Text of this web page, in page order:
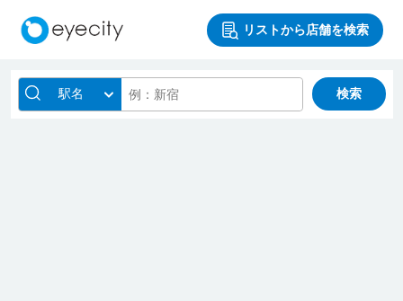
リストから店舗を検索
駅名 検索